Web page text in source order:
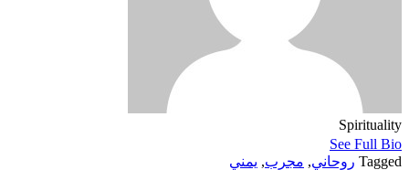
Spirituality
See Full Bio
Tagged روحاني, مجرب, يمني